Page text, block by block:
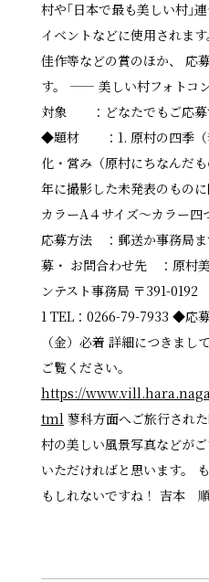
村や｢日本で最も美しい村｣
イベントなどに使用されます
佳作等などの賞のほか、 応
す。 ――――― 美しい村フォト
対象 ：どなたでもご応募
◆題材 ：1. 原村の四季（
化・営み（原村にちなんだ
年に撮影した未発表のもの
カラーA４サイズ～カラー
応募方法 ：郵送か事務局
募・ お問合わせ先 ：原村
ンテスト事務局 〒391-
1 TEL：0266-79-7933 ◆応
（金）必着 詳細につきまし
ご覧ください。
https://
tml 蓼科方面へご旅行され
村の美しい風景写真などが
いただければと思います。
もしれないですね！ 吉本